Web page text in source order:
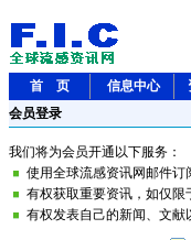
首 页 信息中心
会员登录
我们将为会员开通以下服务：
使用全球流感资讯网邮件订
有权获取重要资讯，如仅限
有权发表自己的新闻、文献